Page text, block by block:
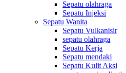
Sepatu olahraga
Sepatu Injeksi
Sepatu Wanita
Sepatu Vulkanisir
sepatu olahraga
Sepatu Kerja
Sepatu mendaki
Sepatu Kulit Aksi